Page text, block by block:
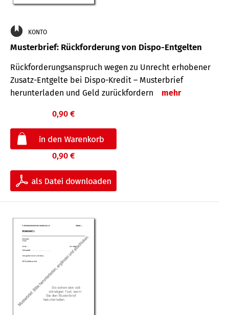
KONTO
Musterbrief: Rückforderung von Dispo-Entgelten
Rückforderungsanspruch wegen zu Unrecht erhobener
Zusatz-Entgelte bei Dispo-Kredit – Musterbrief
herunterladen und Geld zurückfordern
mehr
0,90 €
0,90 €